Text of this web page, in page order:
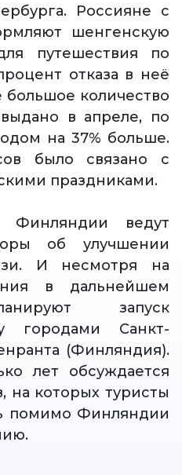
Россияне с
шенгенскую
путешествия по
отказа в неё
большое количество
в апреле, по
на 37% больше.
было связано с
праздниками.
ведут
об улучшении
И несмотря на
в дальнейшем
запуск
городами Санкт-
(Финляндия).
лет обсуждается
на которых туристы
помимо Финляндии